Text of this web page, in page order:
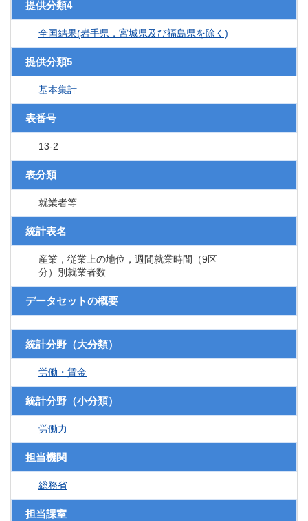
提供分類4
全国結果(岩手県，宮城県及び福島県を除く)
提供分類5
基本集計
表番号
13-2
表分類
就業者等
統計表名
産業，従業上の地位，週間就業時間（9区
分）別就業者数
データセットの概要
統計分野（大分類）
労働・賃金
統計分野（小分類）
労働力
担当機関
総務省
担当課室